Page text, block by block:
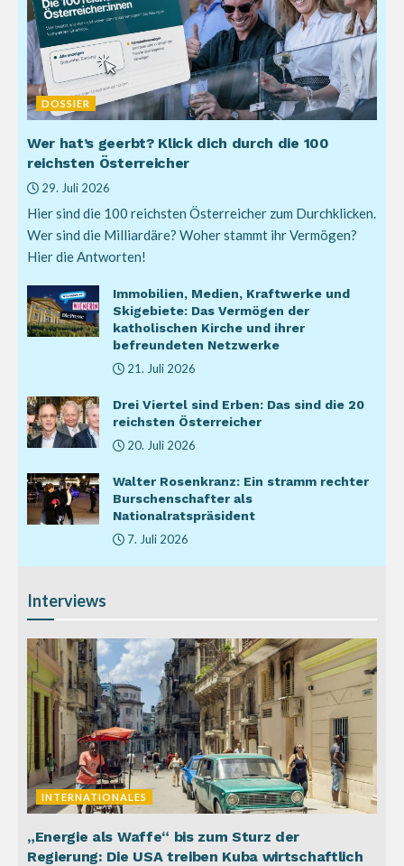
DOSSIER
Wer hat’s geerbt? Klick dich durch die 100
reichsten Österreicher
29. Juli 2026
Hier sind die 100 reichsten Österreicher zum Durchklicken.
Wer sind die Milliardäre? Woher stammt ihr Vermögen?
Hier die Antworten!
Immobilien, Medien, Kraftwerke und
Skigebiete: Das Vermögen der
katholischen Kirche und ihrer
befreundeten Netzwerke
21. Juli 2026
Drei Viertel sind Erben: Das sind die 20
reichsten Österreicher
20. Juli 2026
Walter Rosenkranz: Ein stramm rechter
Burschenschafter als
Nationalratspräsident
7. Juli 2026
Interviews
INTERNATIONALES
„Energie als Waffe“ bis zum Sturz der
Regierung: Die USA treiben Kuba wirtschaftlich